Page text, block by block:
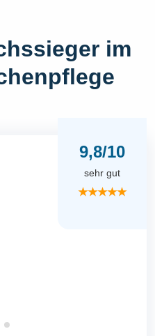
im
9,8/10
sehr gut
★★★★★